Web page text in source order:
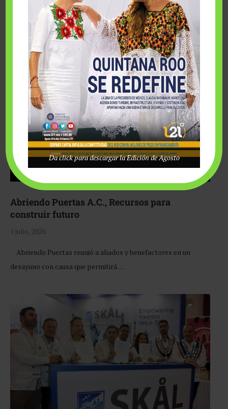
Fairmont Mayakoba y Make-A-Wish México unieron
esfuerzos para hacer realidad el deseo de una …
Abriendo Puertas A.C., Recursos para
construir futuro
1 julio, 2026
Abriendo Puertas reunió a aliados y benefactores en un
desayuno con causa que permitirá …
Da click para descargar la Edición de Agosto